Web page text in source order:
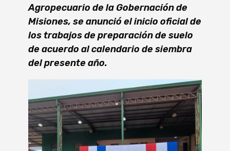
Agropecuario de la Gobernación de
Misiones, se anunció el inicio oficial de
los trabajos de preparación de suelo
de acuerdo al calendario de siembra
del presente año.